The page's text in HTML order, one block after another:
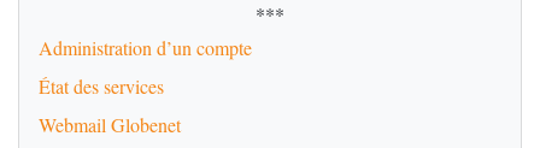
***
Administration d’un compte
État des services
Webmail Globenet